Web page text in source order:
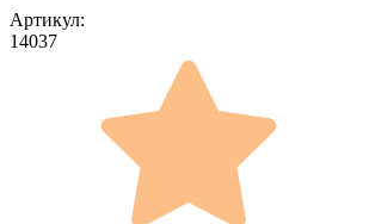
Артикул:
14037